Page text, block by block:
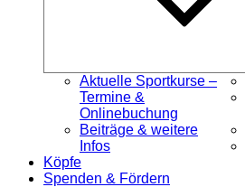
Aktuelle Sportkurse –
Termine &
Onlinebuchung
Beiträge & weitere
Infos
Köpfe
Spenden & Fördern